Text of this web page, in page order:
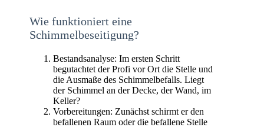
Wie funktioniert eine
Schimmelbeseitigung?
Bestandsanalyse: Im ersten Schritt
begutachtet der Profi vor Ort die Stelle und
die Ausmaße des Schimmelbefalls. Liegt
der Schimmel an der Decke, der Wand, im
Keller?
Vorbereitungen: Zunächst schirmt er den
befallenen Raum oder die befallene Stelle